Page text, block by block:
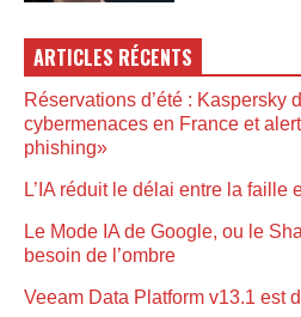
ARTICLES RÉCENTS
Réservations d’été : Kaspersky
cybermenaces en France et
phishing»
L’IA réduit le délai entre la faille
Le Mode IA de Google, ou le
besoin de l’ombre
Veeam Data Platform v13.1 est